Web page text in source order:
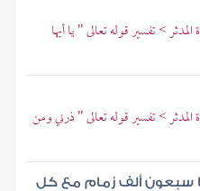
> تفسير قوله تعالى " يا أيها
> تفسير قوله تعالى " ذرني ومن
سبعون ألف زمام مع كل